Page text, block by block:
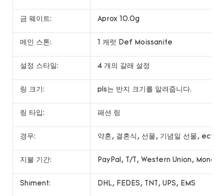
금 웨이트: Aprox 10.0g
메인 스톤: 1 캐럿 Def Moissanite
설정 스타일: 4 개의 갈래 설정
링 크기: pls는 반지 크기를 알려줍니다.
링 타입: 패션 링
경우: 약혼, 결혼식, 선물, 기념일 선물, ect.
지불 기간: PayPal, T/T, Western Union,
Shiment: DHL, FEDES, TNT, UPS, EMS